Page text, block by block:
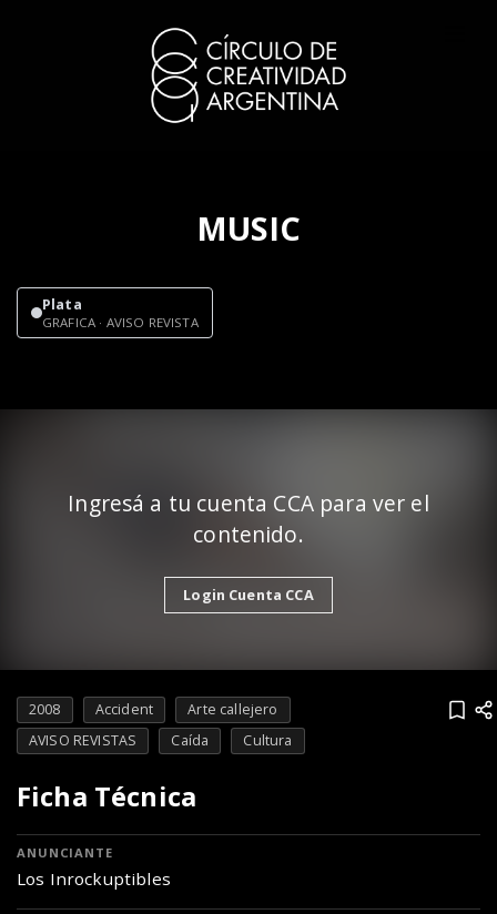
MUSIC
Plata
GRAFICA · AVISO REVISTA
Ingresá a tu cuenta CCA para ver el
contenido.
Login Cuenta CCA
2008 Accident
Arte callejero
AVISO REVISTAS
Caída Cultura
Ficha Técnica
ANUNCIANTE
Los Inrockuptibles